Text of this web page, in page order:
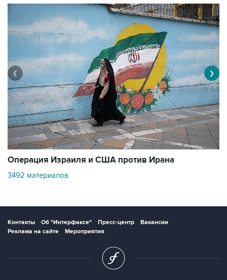
Операция Израиля и США против Ирана
3492 материалов
❮ ❯
Контакты Об "Интерфаксе" Пресс-центр
Вакансии
Реклама на сайте
Мероприятия